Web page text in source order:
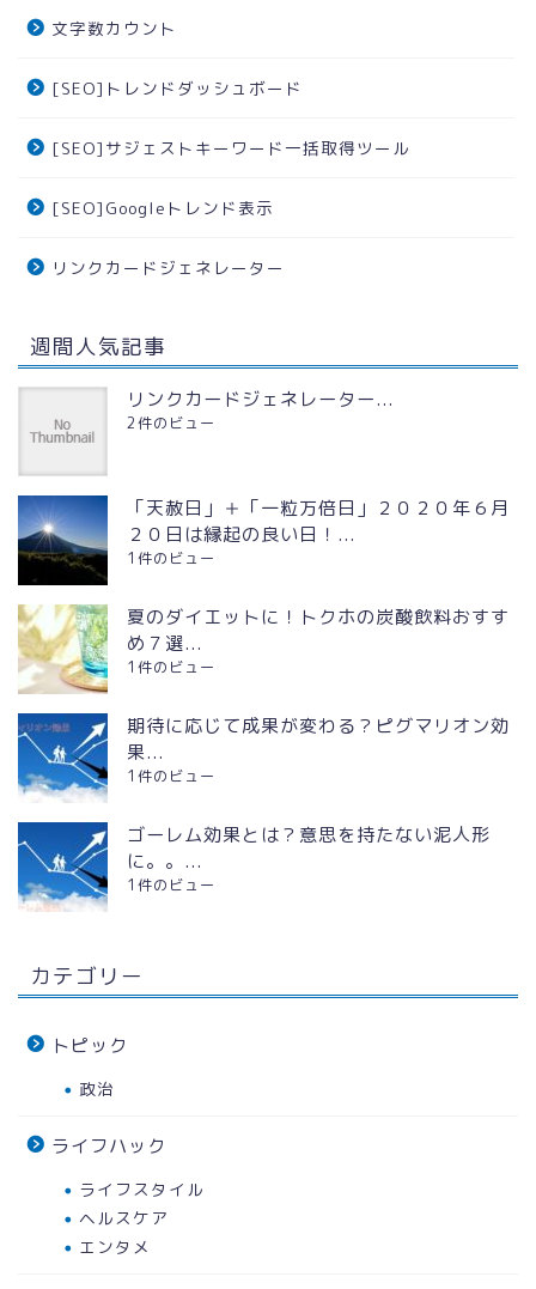
文字数カウント
[SEO]トレンドダッシュボード
[SEO]サジェストキーワード一括取得ツール
[SEO]Googleトレンド表示
リンクカードジェネレーター
週間人気記事
リンクカードジェネレーター...
2件のビュー
「天赦日」＋「一粒万倍日」２０２０年６月
２０日は縁起の良い日！...
1件のビュー
夏のダイエットに！トクホの炭酸飲料おすす
め７選...
1件のビュー
期待に応じて成果が変わる？ピグマリオン効
果...
1件のビュー
ゴーレム効果とは？意思を持たない泥人形
に。。...
1件のビュー
カテゴリー
トピック
政治
ライフハック
ライフスタイル
ヘルスケア
エンタメ